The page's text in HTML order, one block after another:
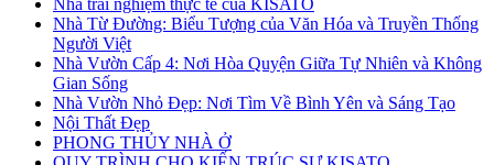
Nhà Từ Đường: Biểu Tượng của Văn Hóa và Truyền Thống
Người Việt
Nhà Vườn Cấp 4: Nơi Hòa Quyện Giữa Tự Nhiên và Không
Gian Sống
Nhà Vườn Nhỏ Đẹp: Nơi Tìm Về Bình Yên và Sáng Tạo
Nội Thất Đẹp
PHONG THỦY NHÀ Ở